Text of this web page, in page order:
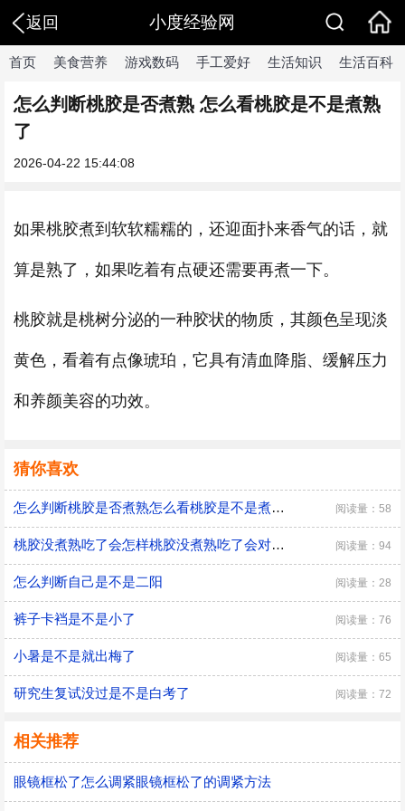
返回 小度经验网
首页 美食营养 游戏数码 手工爱好 生活知识 生活百科
怎么判断桃胶是否煮熟 怎么看桃胶是不是煮熟
了
2026-04-22 15:44:08
如果桃胶煮到软软糯糯的，还迎面扑来香气的话，就
算是熟了，如果吃着有点硬还需要再煮一下。
桃胶就是桃树分泌的一种胶状的物质，其颜色呈现淡
黄色，看着有点像琥珀，它具有清血降脂、缓解压力
和养颜美容的功效。
猜你喜欢
怎么判断桃胶是否煮熟怎么看桃胶是不是煮熟了 阅读量：58
桃胶没煮熟吃了会怎样桃胶没煮熟吃了会对身体有危害吗 阅读量：94
怎么判断自己是不是二阳 阅读量：28
裤子卡裆是不是小了 阅读量：76
小暑是不是就出梅了 阅读量：65
研究生复试没过是不是白考了 阅读量：72
相关推荐
眼镜框松了怎么调紧眼镜框松了的调紧方法